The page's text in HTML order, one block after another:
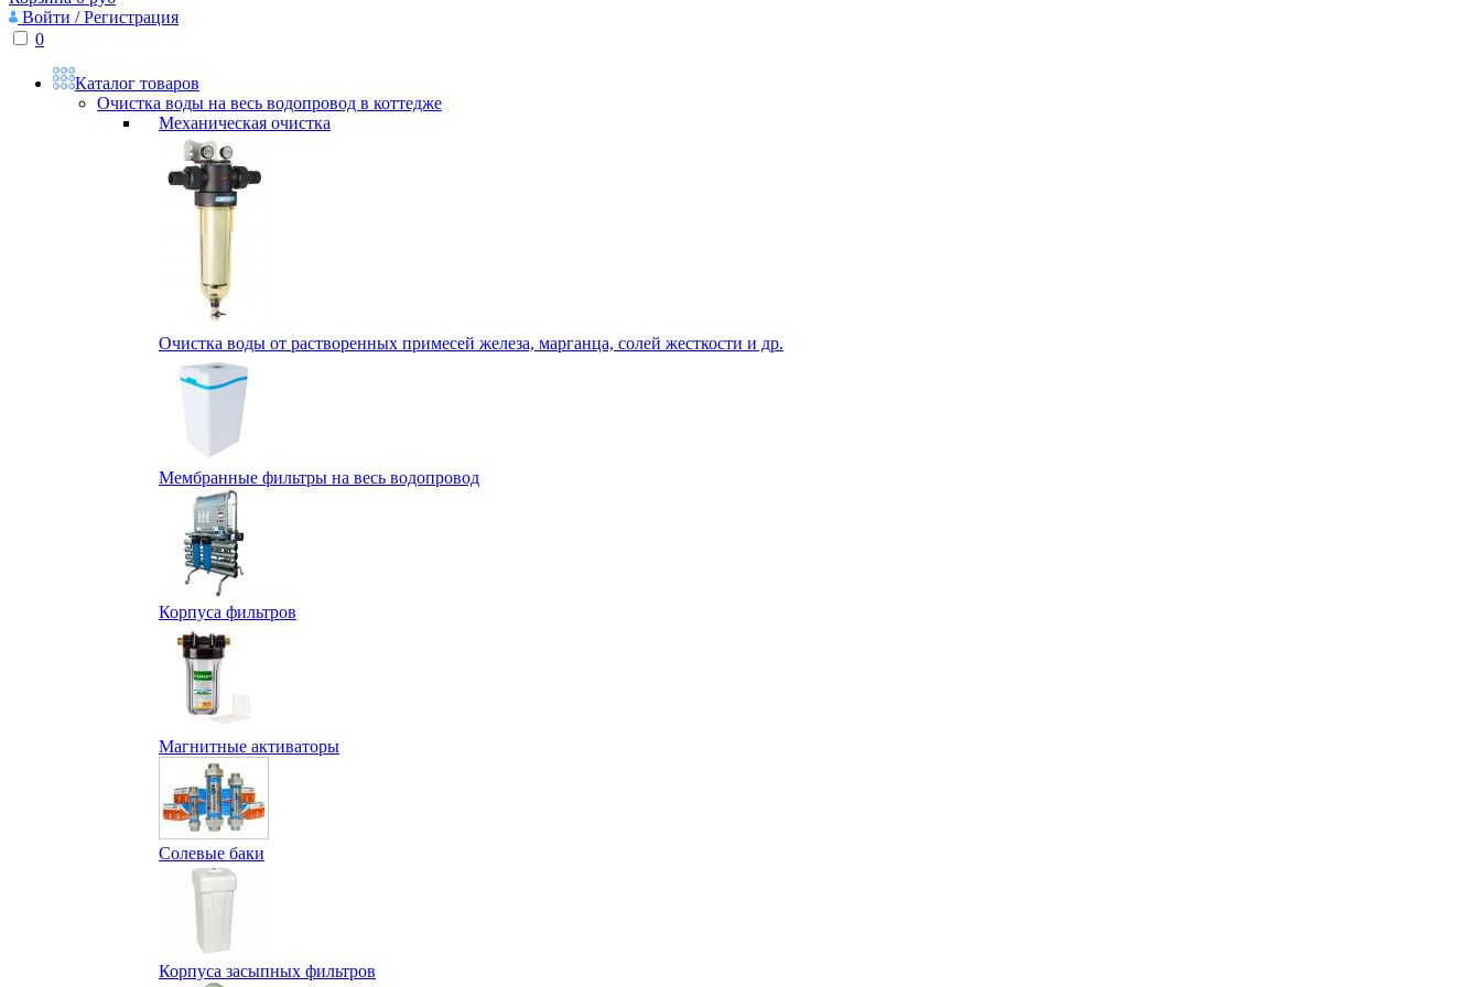
Войти / Регистрация
0
Каталог товаров
Очистка воды на весь водопровод в коттедже
Механическая очистка
Очистка воды от растворенных примесей железа, марганца, солей жесткости и др.
Мембранные фильтры на весь водопровод
Корпуса фильтров
Магнитные активаторы
Солевые баки
Корпуса засыпных фильтров